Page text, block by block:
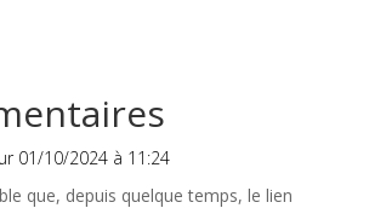
01/10/2024 à 11:24
que, depuis quelque temps, le lien